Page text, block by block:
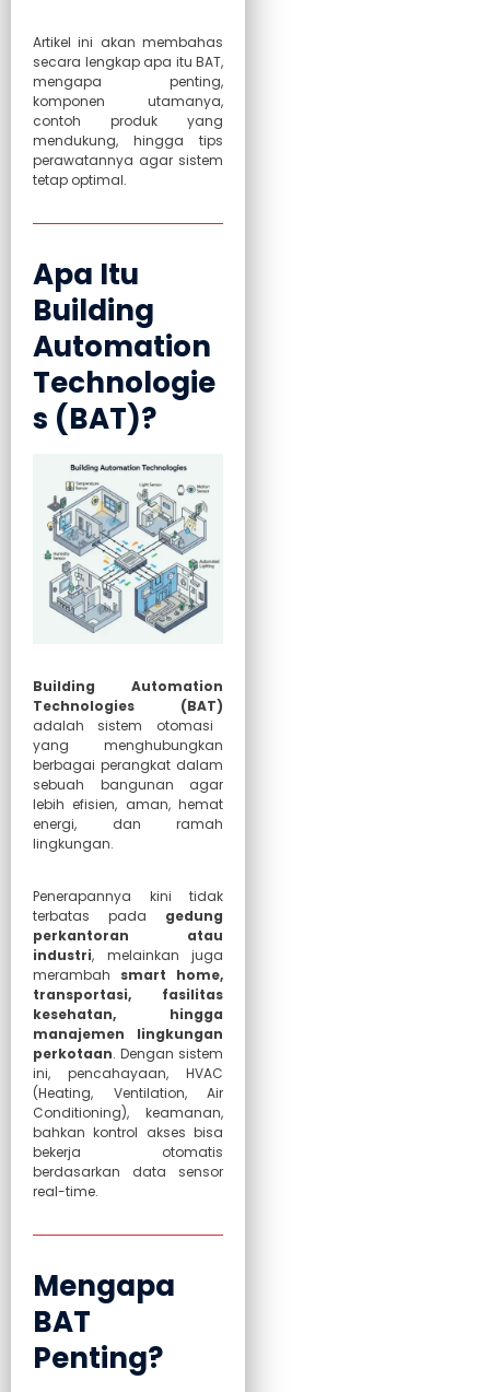
Artikel ini akan membahas
secara lengkap apa itu BAT,
mengapa penting,
komponen utamanya,
contoh produk yang
mendukung, hingga tips
perawatannya agar sistem
tetap optimal.
Apa Itu
Building
Automation
Technologie
s (BAT)?
Building Automation
Technologies (BAT)
adalah sistem otomasi
yang menghubungkan
berbagai perangkat dalam
sebuah bangunan agar
lebih efisien, aman, hemat
energi, dan ramah
lingkungan.
Penerapannya kini tidak
terbatas pada gedung
perkantoran atau
industri, melainkan juga
merambah smart home,
transportasi, fasilitas
kesehatan, hingga
manajemen lingkungan
perkotaan. Dengan sistem
ini, pencahayaan, HVAC
(Heating, Ventilation, Air
Conditioning), keamanan,
bahkan kontrol akses bisa
bekerja otomatis
berdasarkan data sensor
real-time.
Mengapa
BAT
Penting?